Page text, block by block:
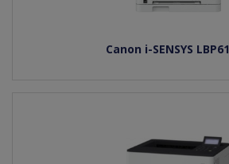
Canon i-SENSYS